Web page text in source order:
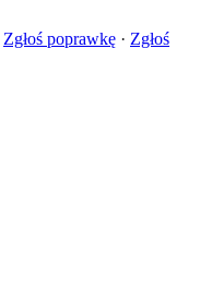
Zgłoś poprawkę · Zgłoś